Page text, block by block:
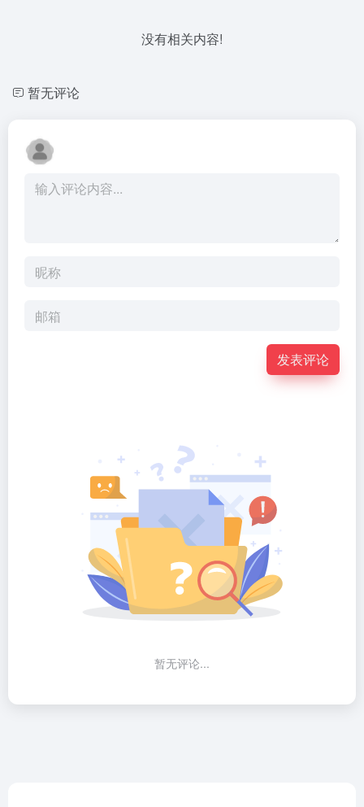
没有相关内容!
暂无评论
发表评论
暂无评论...